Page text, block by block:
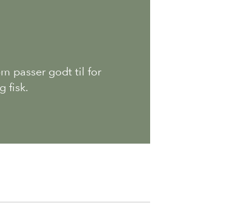
passer godt til for
fisk.